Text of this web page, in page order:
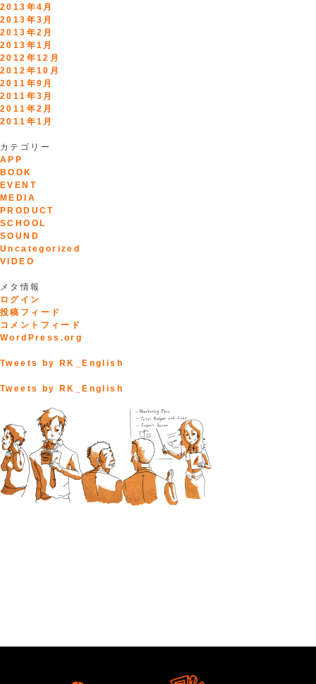
2013年4月
2013年3月
2013年2月
2013年1月
2012年12月
2012年10月
2011年9月
2011年3月
2011年2月
2011年1月
カテゴリー
APP
BOOK
EVENT
MEDIA
PRODUCT
SCHOOL
SOUND
Uncategorized
VIDEO
メタ情報
ログイン
投稿フィード
コメントフィード
WordPress.org
Tweets by RK_English
Tweets by RK_English